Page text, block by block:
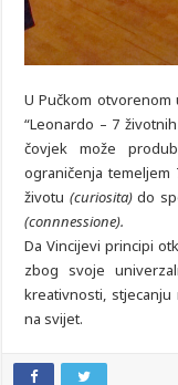
U Pučkom otvorenom
“Leonardo – 7
čovjek može
ograničenja temeljem
životu (curiosita)do
(connnessione).
Da Vincijevi principi
zbog svoje
kreativnosti,
na svijet.